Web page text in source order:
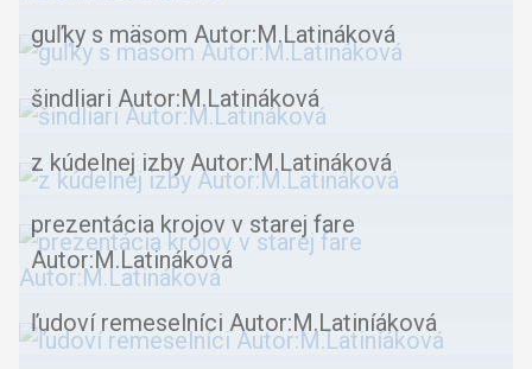
guľky s mäsom Autor:M.Latináková
šindliari Autor:M.Latináková
z kúdelnej izby Autor:M.Latináková
prezentácia krojov v starej fare
Autor:M.Latináková
ľudoví remeselníci Autor:M.Latiníáková